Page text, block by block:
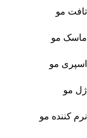
تافت مو
ماسک مو
اسپری مو
ژل مو
نرم کننده مو